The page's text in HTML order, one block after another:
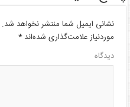
نشانی ایمیل شما منتشر نخواهد شد.
موردنیاز علامت‌گذاری شده‌اند*
دیدگاه